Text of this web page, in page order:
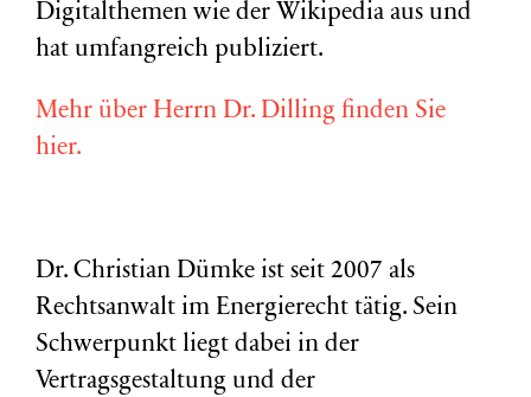
Digitalthemen wie der Wikipedia aus und
hat umfangreich publiziert.
Mehr über Herrn Dr. Dilling finden Sie
hier.
Dr. Christian Dümke ist seit 2007 als
Rechtsanwalt im Energierecht tätig. Sein
Schwerpunkt liegt dabei in der
Vertragsgestaltung und der